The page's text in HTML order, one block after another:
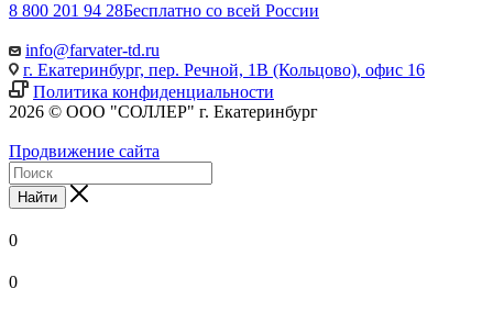
8 800 201 94 28Бесплатно со всей России
info@farvater-td.ru
г. Екатеринбург, пер. Речной, 1В (Кольцово), офис 16
Политика конфиденциальности
2026 © ООО "СОЛЛЕР" г. Екатеринбург
Продвижение сайта
Найти
0
0